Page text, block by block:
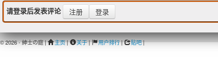
请登录后发表评论 注册 登录
© 2026 - 紳士の庭 | 主页| 关于| 用户排行| 贴吧|